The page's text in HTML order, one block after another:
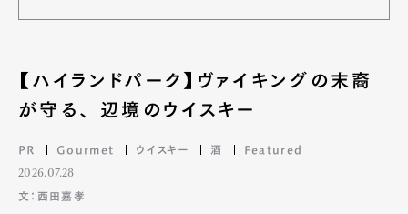
【ハイランドパーク】ヴァイキングの末裔
が守る、 辺境のウイスキー
PR Gourmet ウイスキー 酒 Featured
2026.07.28
文：西田嘉孝